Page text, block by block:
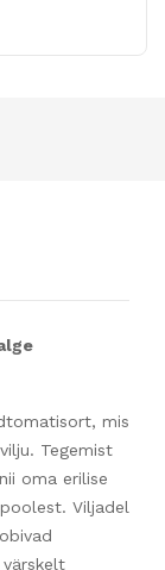
mis
Tegemist
oma erilise
Viljadel